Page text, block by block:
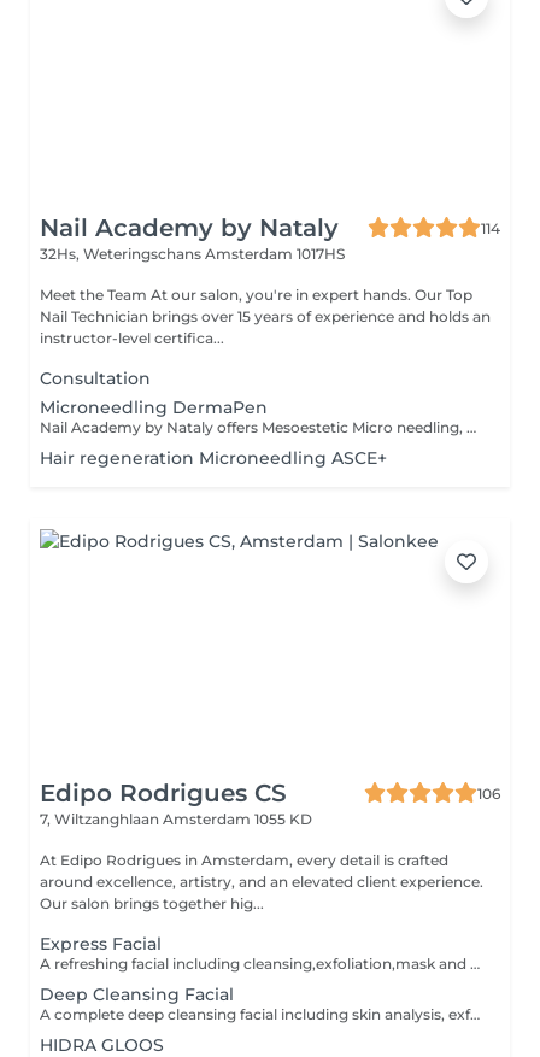
Nail Academy by Nataly
114
32Hs, Weteringschans Amsterdam 1017HS
Meet the Team At our salon, you're in expert hands. Our Top
Nail Technician brings over 15 years of experience and holds an
instructor-level certifica...
Consultation
Microneedling DermaPen
Nail Academy by Nataly offers Mesoestetic Micro needling, must have treatment! As Microneedling skin treatment addressing issues like Skin Rejuvenation, Anti Aging, Acne, Streaks, Scars, and Pigmentation. We use the advanced Mesoestetic intradermal medical solutions of oligoelements, DMAE, Vitamin C for better and more beautiful results. Treatment will be agreed and adjusted to your personal skin needs. This treatment involves creating small channels in the skin with needles, stimulating collagen and elastin production, leading to radiant skin for up to a year. The process includes skin cleansing, disinfection, and application of specialized serums, followed by the Mesoestetic treatment. After Microneedling, a calming balm, special serum Maria Galland promotes skin recovery, making it a relaxing and therapeutic salon experience. The post-treatment phase involves addressing specific skin concerns, and an initial intake session is conducted to discuss expectations, contraindications, and the importance of skincare. Book an appointment for radiant skin.
Hair regeneration Microneedling ASCE+
Edipo Rodrigues CS
106
7, Wiltzanghlaan Amsterdam 1055 KD
At Edipo Rodrigues in Amsterdam, every detail is crafted
around excellence, artistry, and an elevated client experience.
Our salon brings together hig...
Express Facial
A refreshing facial including cleansing,exfoliation,mask and hydration. perefcet for maintaining healthy,radiant skin.
Deep Cleansing Facial
A complete deep cleansing facial including skin analysis, exfoliation,extractions (if needed),soothing mask and hydration. Designed to deeply cleanse the skin, unclog pores and leave your complexion fresh, smooth and radiant.
HIDRA GLOOS